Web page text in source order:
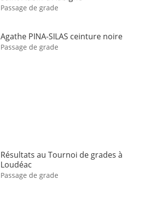
Passage de grade
Agathe PINA-SILAS ceinture noire
Passage de grade
Résultats au Tournoi de grades à
Loudéac
Passage de grade